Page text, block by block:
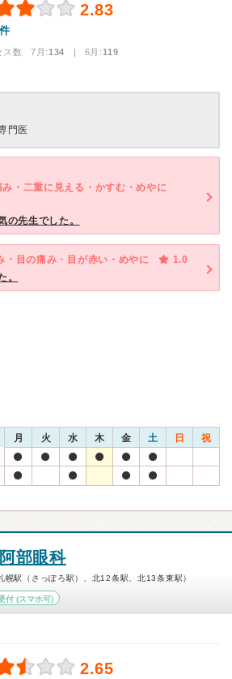
2.83
ス数 7月:134 | 6月:119
門医
み・二重に見える・かすむ・めやに
の先生でした。
・目の痛み・目が赤い・めやに
1.0
。
月 火 水 木 金 土 日 祝
部眼科
幌駅（さっぽろ駅）、北12条駅、北13条東駅）
付(スマホ可)
2.65